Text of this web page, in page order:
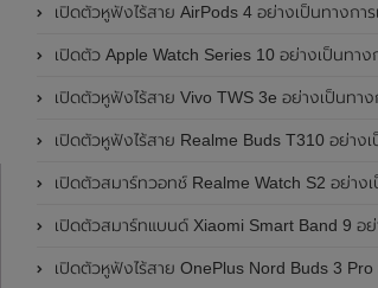
เปิดตัวหูฟังไร้สาย AirPods 4 อย่างเป็นทางการแล้ว มาพร้อม ANC และฟีเจอร์
เปิดตัว Apple Watch Series 10 อย่างเป็นทางการแล้ว มาพร้อมชิป
เปิดตัวหูฟังไร้สาย Vivo TWS 3e อย่างเป็นทางการแล้วในประเทศอินเดีย มาพร้อมระบบตัดเสียงรบกวน ANC ที่ 30dB , ป้องกันฝุ่นและกันน้ำที่ระดับ IP54 , แบตเตอรี่สาม
เปิดตัวหูฟังไร้สาย Realme Buds T310 อย่างเป็นทางการในประเทศอินเดีย มาพร้อมระบบตัดเสียงรบกวน ANC สูงสุด 46dB , เสียงรอบทิศทาง 360 องศา , แบตเตอรี่สามาร
เปิดตัวสมาร์ทวอทช์ Realme Watch S2 อย่างเป็นทางการในประเทศอินเดีย มาพร้อมตัวเรือนสแตนเลสสตีล , หน้าจอแสดงผล AMOLED ขนาด 1.43 นิ้ว , แบตเตอรี่ขนาดใหญ่ใช้งานได้นาน 20 วัน และรองรับคำสั่งเสียง
เปิดตัวสมาร์ทแบนด์ Xiaomi Smart Band 9 อย่างเป็นทางการแล้ว มาพร้อมหน้าจอ AMOLED ขนาด 1.62 นิ้ว , ตัวเรือนเป็นโลหะ และแบตเตอรี่สุดอึดสาม
เปิดตัวหูฟังไร้สาย OnePlus Nord Buds 3 Pro อย่างเป็นทางการแล้ว มาพร้อมระบบตัดเสียงรบกวน (ANC) สามารถลดเสียงรบกวนได้ 49dB และแบตเตอรี่สุดอึดใช้